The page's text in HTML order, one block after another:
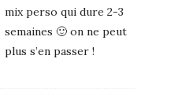
mix perso qui dure 2-3
semaines 🙂 on ne peut
plus s’en passer !